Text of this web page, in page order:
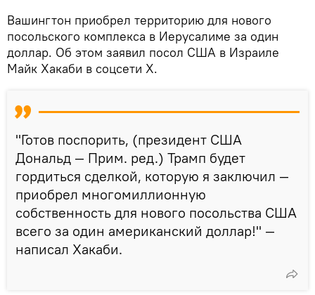
Вашингтон приобрел территорию для нового
посольского комплекса в Иерусалиме за один
доллар. Об этом заявил посол США в Израиле
Майк Хакаби в соцсети X.
"Готов поспорить, (президент США
Дональд — Прим. ред.) Трамп будет
гордиться сделкой, которую я заключил —
приобрел многомиллионную
собственность для нового посольства США
всего за один американский доллар!" —
написал Хакаби.